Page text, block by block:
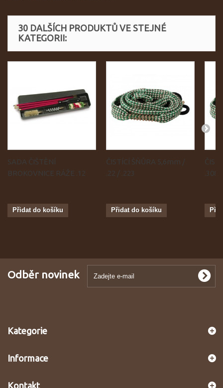
30 DALŠÍCH PRODUKTŮ VE STEJNÉ
KATEGORII:
SADA ČIŠTĚNÍ
BROKOVNICE RÁŽE .12
Přidat do košíku
ČISTÍCÍ ŠŇŮRA 5,6mm /
.22 / .223
Přidat do košíku
.308
Odběr novinek
Kategorie
Informace
Kontakt